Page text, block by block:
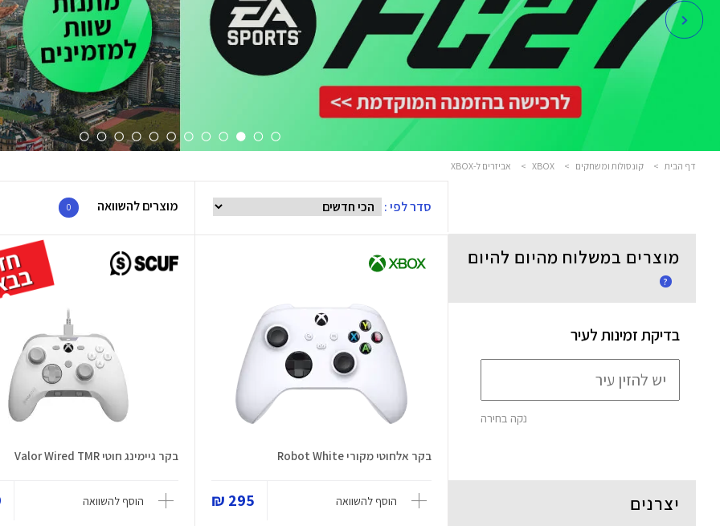
דף הבית > קונסולות ומשחקים >
XBOX
> אביזרים ל-XBOX
סדר לפי : מוצרים להשוואה 0
בקר אלחוטי מקורי Robot White
הוסף להשוואה 295 ₪
בקר גיימינג חוטי Valor Wired TMR
הוסף להשוואה
מוצרים במשלוח מהיום להיום
?
בדיקת זמינות לעיר
נקה בחירה
יצרנים